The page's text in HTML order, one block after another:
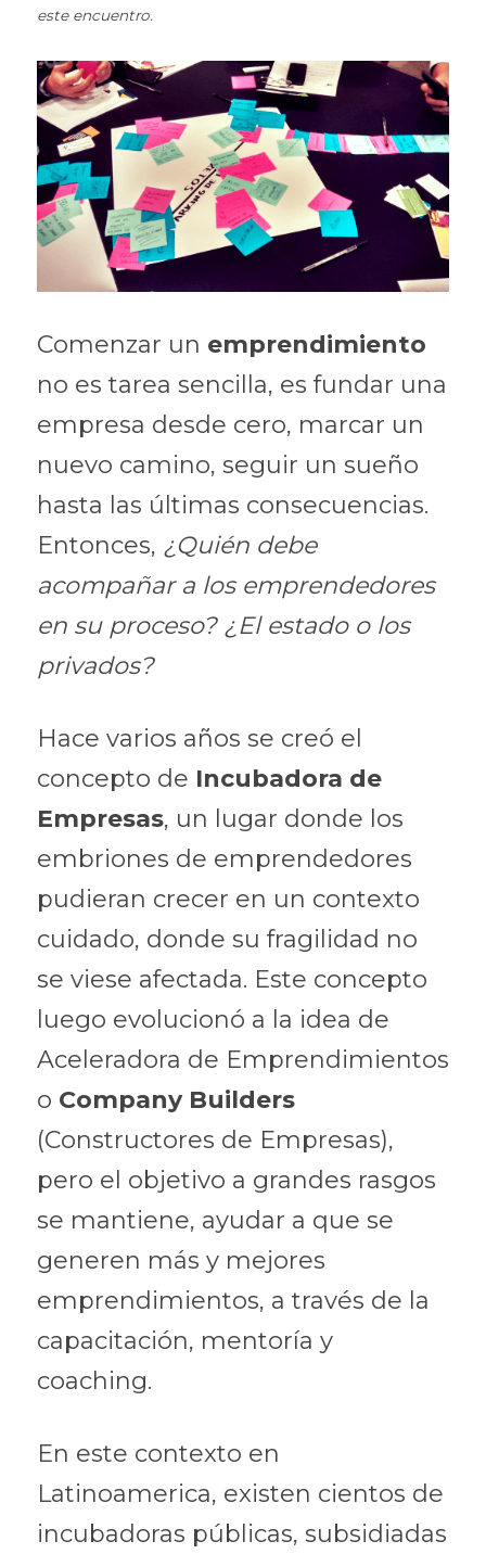
este encuentro.
Comenzar un
no es tarea sencilla, es fundar una
empresa desde cero, marcar un
nuevo camino, seguir un sueño
hasta las últimas consecuencias.
Entonces, ¿Quién debe
acompañar a los emprendedores
en su proceso? ¿El estado o los
privados?
Hace varios años se creó el
concepto de Incubadora de
Empresas, un lugar donde los
embriones de emprendedores
pudieran crecer en un contexto
cuidado, donde su fragilidad no
se viese afectada. Este concepto
luego evolucionó a la idea de
Aceleradora de Emprendimientos
o Company Builders
(Constructores de Empresas),
pero el objetivo a grandes rasgos
se mantiene, ayudar a que se
generen más y mejores
emprendimientos, a través de la
capacitación, mentoría y
coaching.
En este contexto en
Latinoamerica, existen cientos de
incubadoras públicas, subsidiadas